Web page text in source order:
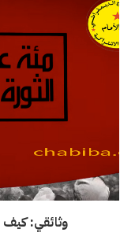
وثائقي: كيف